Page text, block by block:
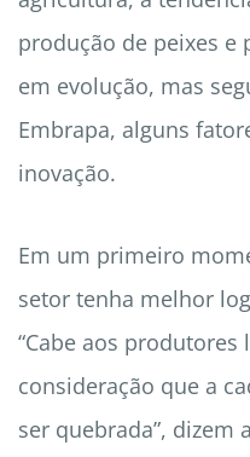
produção de peixes e
em evolução, mas
Embrapa, alguns
inovação.
Em um primeiro
setor tenha melhor
“Cabe aos produtores
consideração que a
ser quebrada”, dizem